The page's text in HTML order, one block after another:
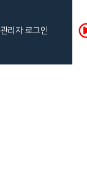
관리자 로그인